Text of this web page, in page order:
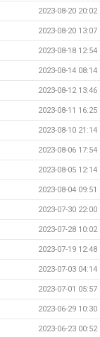
2023-08-20 20:02
2023-08-20 13:07
2023-08-18 12:54
2023-08-14 08:14
2023-08-12 13:46
2023-08-11 16:25
2023-08-10 21:14
2023-08-06 17:54
2023-08-05 12:14
2023-08-04 09:51
2023-07-30 22:00
2023-07-28 10:02
2023-07-19 12:48
2023-07-03 04:14
2023-07-01 05:57
2023-06-29 10:30
2023-06-23 00:52